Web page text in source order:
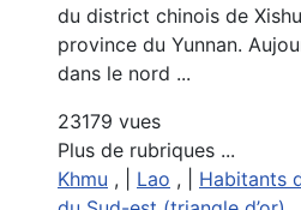
du district chinois de
province du Yunnan.
dans le nord ...
23179 vues
Plus de rubriques ...
Khmu , | Lao , | Habitants